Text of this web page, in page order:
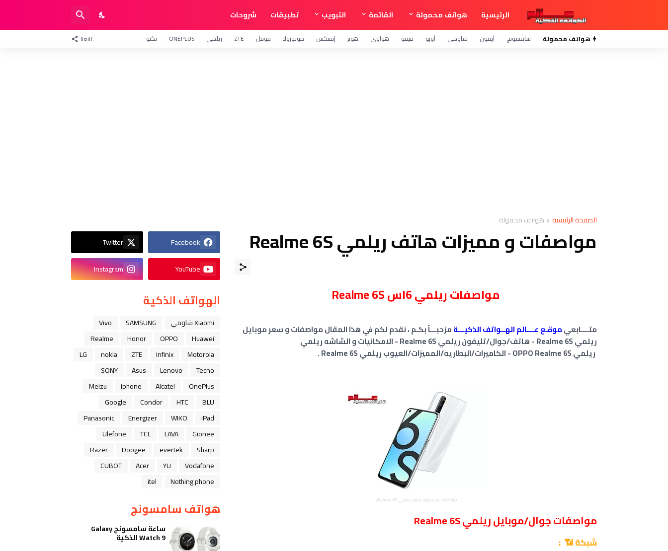
الرئيسية هواتف محمولة القائمة التبويب تطبيقات شروحات
هواتف محمولة سامسونج آيفون شاومي أوبو فيفو هواوي هونر إنفنكس موتورولا قوقل ZTE ريلمي ONEPLUS تكنو تابعنا
الصفحة الرئيسية هواتف محمولة
مواصفات و مميزات هاتف ريلمي Realme 6S
مواصفاتريلمي 6اس Realme 6S
متــــابعيموقـع عــــالم الهــواتف الذكيـــةمرْحبـــاً بكـم ، نقدم لكم في هذا المقال مواصفات و سعر موبايل
ريلمي Realme 6S - هاتف/جوال/تليفون ريلمي Realme 6S - الامكانيات و الشاشه ريلمي
ريلمي
OPPORealme 6S - الكاميرات/البطاريه/المميزات/العيوب ريلمي Realme 6S .
مواصفات و مميزات هاتف ريلمي Realme 6S
مواصفات جوال/موبايل ريلمي Realme 6S
شبكة 📶 :
Facebook
Twitter
YouTube
Instagram
الهواتف الذكية
Xiaomi شاومي SAMSUNG
Vivo
Huawei
OPPO
Honor
Realme
Motorola
Infinix
ZTE
nokia
LG
Tecno
Lenovo
Asus
SONY
OnePlus
Alcatel
iphone
Meizu
BLU
HTC
Condor
Google
iPad
WIKO
Energizer
Panasonic
Gionee
LAVA
TCL
Ulefone
Sharp
evertek
Doogee
Razer
Vodafone
YU
Acer
CUBOT
Nothing phone
itel
هواتف سامسونج
ساعة سامسونج Galaxy
Watch 9 الذكية